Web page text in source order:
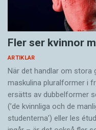
Fler ser kvinnor
ARTIKLAR
När det handlar om stora
maskulina pluralformer i
ersätts av dubbel­former
(’de kvinnliga och de
studenterna’) eller les